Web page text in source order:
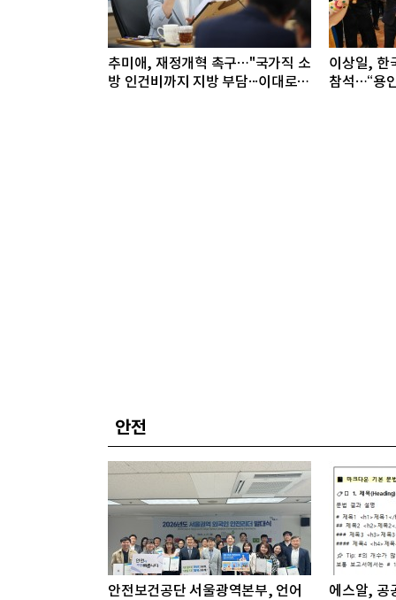
추미애, 재정개혁 촉구…"국가직 소
방 인건비까지 지방 부담···이대로는
이상일, 한
참석…“용
안전
안전보건공단 서울광역본부, 언어
에스알, 공